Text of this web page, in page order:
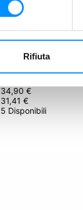
Rifiuta
3 ore 37 minuti
Thunder Road: Ignition
Restoration Games
34,90 €
31,41 €
5 Disponibili